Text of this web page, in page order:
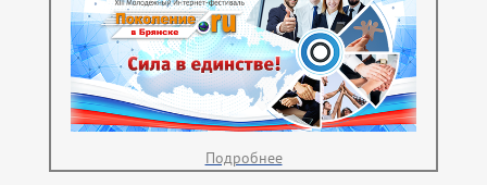
Подробнее